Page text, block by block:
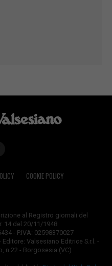
COOKIE POLICY
al Registro giornali del
14 del 20/11/1948
- P.IVA: 02598370027
Valsesiano Editrice S.r.l. -
n.22 - Borgosesia (VC)